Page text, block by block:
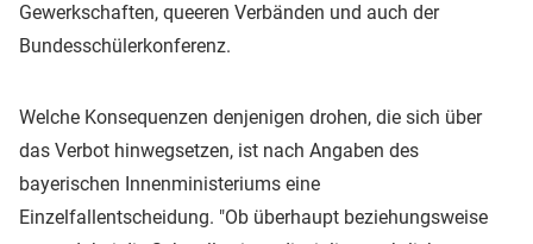
Gewerkschaften, queeren Verbänden und auch der
Bundesschülerkonferenz.
Welche Konsequenzen denjenigen drohen, die sich über
das Verbot hinwegsetzen, ist nach Angaben des
bayerischen Innenministeriums eine
Einzelfallentscheidung. "Ob überhaupt beziehungsweise